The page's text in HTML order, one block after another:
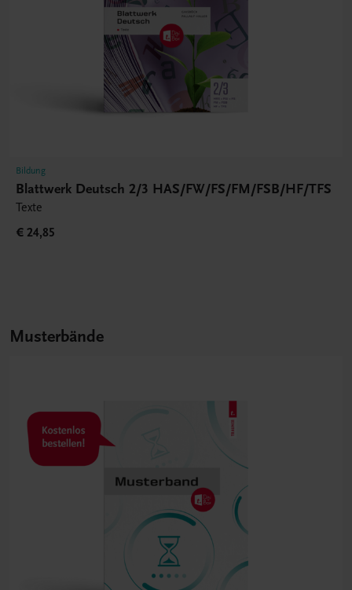
Bildung
Blattwerk Deutsch 2/3 HAS/FW/FS/FM/FSB/HF/TFS
Texte
€ 24,85
Musterbände